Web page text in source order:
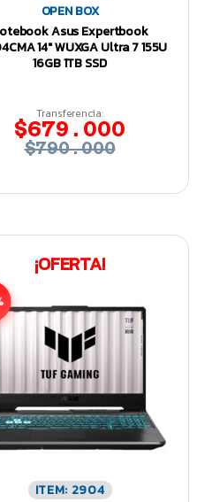
OPEN BOX
Asus Expertbook
14″ WUXGA Ultra 7 155U
16GB 1TB SSD
Transferencia:
$679.000
$790.000
¡OFERTA!
ITEM: 2904